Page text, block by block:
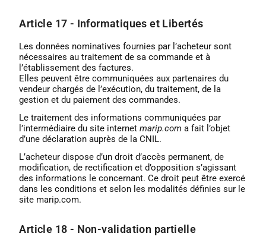
Article 17 - Informatiques et Libertés
Les données nominatives fournies par l’acheteur sont
nécessaires au traitement de sa commande et à
l’établissement des factures.
Elles peuvent être communiquées aux partenaires du
vendeur chargés de l’exécution, du traitement, de la
gestion et du paiement des commandes.
Le traitement des informations communiquées par
l’intermédiaire du site internetmarip.com a fait l’objet
d’une déclaration auprès de la CNIL.
L’acheteur dispose d’un droit d’accès permanent, de
modification, de rectification et d’opposition s’agissant
des informations le concernant. Ce droit peut être exercé
dans les conditions et selon les modalités définies sur le
site marip.com.
Article 18 - Non-validation partielle